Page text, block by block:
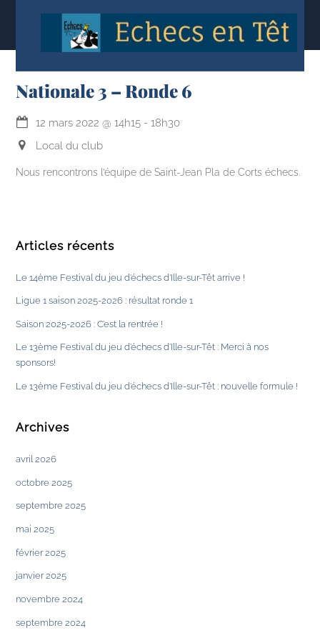
Nationale 3 – Ronde 6
12 mars 2022 @14h15 -18h30
Local du club
Nous rencontrons l’équipe de Saint-Jean Pla de Corts échecs.
Articles récents
Le 14ème Festival du jeu d’échecs d’Ille-sur-Têt arrive !
Ligue 1 saison 2025-2026 : résultat ronde 1
Saison 2025-2026 : C’est la rentrée !
Le 13ème Festival du jeu d’échecs d’Ille-sur-Têt : Merci à nos
sponsors!
Le 13ème Festival du jeu d’échecs d’Ille-sur-Têt : nouvelle formule !
Archives
avril 2026
octobre 2025
septembre 2025
mai 2025
février 2025
janvier 2025
novembre 2024
septembre 2024